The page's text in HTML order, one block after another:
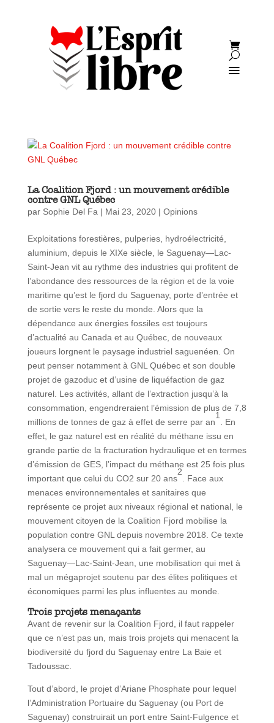
La Coalition Fjord : un mouvement crédible
contre GNL Québec
par Sophie Del Fa| Mai 23, 2020| Opinions
Exploitations forestières, pulperies, hydroélectricité,
aluminium, depuis le XIXe siècle, le Saguenay—Lac-
Saint-Jean vit au rythme des industries qui profitent de
l’abondance des ressources de la région et de la voie
maritime qu’est le fjord du Saguenay, porte d’entrée et
de sortie vers le reste du monde. Alors que la
dépendance aux énergies fossiles est toujours
d’actualité au Canada et au Québec, de nouveaux
joueurs lorgnent le paysage industriel saguenéen. On
peut penser notamment à GNL Québec et son double
projet de gazoduc et d’usine de liquéfaction de gaz
naturel. Les activités, allant de l’extraction jusqu’à la
consommation, engendreraient l’émission de plus de 7,8
millions de tonnes de gaz à effet de serre par an
1
. En
effet, le gaz naturel est en réalité du méthane issu en
grande partie de la fracturation hydraulique et en termes
d’émission de GES, l’impact du méthane est 25 fois plus
important que celui du CO2 sur 20 ans
2
. Face aux
menaces environnementales et sanitaires que
représente ce projet aux niveaux régional et national, le
mouvement citoyen de la Coalition Fjord mobilise la
population contre GNL depuis novembre 2018. Ce texte
analysera ce mouvement qui a fait germer, au
Saguenay—Lac-Saint-Jean, une mobilisation qui met à
mal un mégaprojet soutenu par des élites politiques et
économiques parmi les plus influentes au monde.
Trois projets menaçants
Avant de revenir sur la Coalition Fjord, il faut rappeler
que ce n’est pas un, mais trois projets qui menacent la
biodiversité du fjord du Saguenay entre La Baie et
Tadoussac.
Tout d’abord, le projet d’Ariane Phosphate pour lequel
l’Administration Portuaire du Saguenay (ou Port de
Saguenay) construirait un port entre Saint-Fulgence et